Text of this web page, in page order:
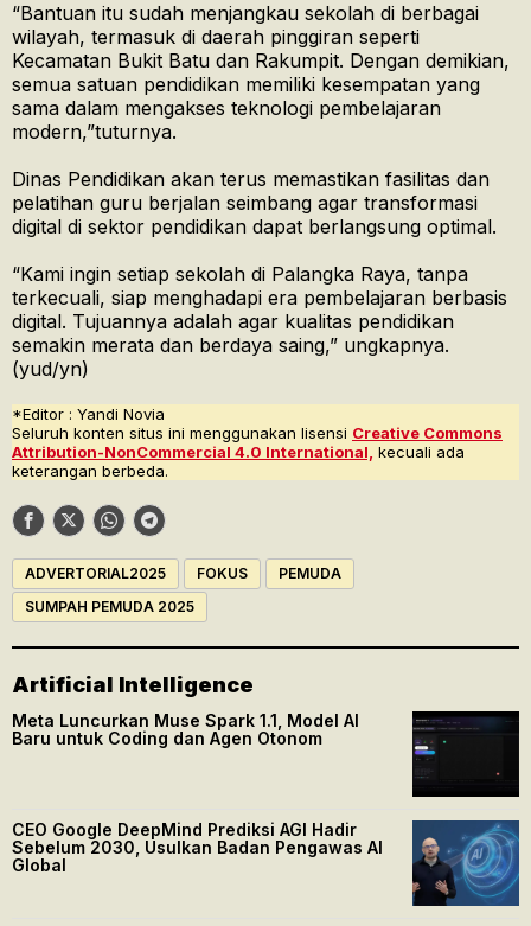
“Bantuan itu sudah menjangkau sekolah di berbagai
wilayah, termasuk di daerah pinggiran seperti
Kecamatan Bukit Batu dan Rakumpit. Dengan demikian,
semua satuan pendidikan memiliki kesempatan yang
sama dalam mengakses teknologi pembelajaran
modern,”tuturnya.
Dinas Pendidikan akan terus memastikan fasilitas dan
pelatihan guru berjalan seimbang agar transformasi
digital di sektor pendidikan dapat berlangsung optimal.
“Kami ingin setiap sekolah di Palangka Raya, tanpa
terkecuali, siap menghadapi era pembelajaran berbasis
digital. Tujuannya adalah agar kualitas pendidikan
semakin merata dan berdaya saing,” ungkapnya.
(yud/yn)
*Editor : Yandi Novia
Seluruh konten situs ini menggunakan lisensi Creative Commons
Attribution-NonCommercial 4.0 International, kecuali ada
keterangan berbeda.
ADVERTORIAL2025 FOKUS
PEMUDA
SUMPAH PEMUDA 2025
Artificial Intelligence
Meta Luncurkan Muse Spark 1.1, Model AI
Baru untuk Coding dan Agen Otonom
CEO Google DeepMind Prediksi AGI Hadir
Sebelum 2030, Usulkan Badan Pengawas AI
Global